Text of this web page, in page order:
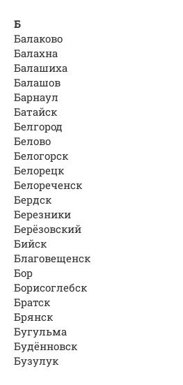
Б
Балаково
Балахна
Балашиха
Балашов
Барнаул
Батайск
Белгород
Белово
Белогорск
Белорецк
Белореченск
Бердск
Березники
Берёзовский
Бийск
Благовещенск
Бор
Борисоглебск
Братск
Брянск
Бугульма
Будённовск
Бузулук